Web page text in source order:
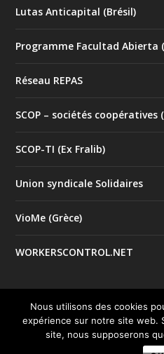
Lutas Anticapital (Brésil)
Programme Facultad Abierta
Réseau REPAS
SCOP – sociétés coopératives
SCOP-TI (Ex Fralib)
Union syndicale Solidaires
VioMe (Grèce)
WORKERSCONTROL.NET
© 2017 Tous droits réservés |
le studio
Nous utilisons des cookies
expérience sur notre site web.
site, nous supposerons